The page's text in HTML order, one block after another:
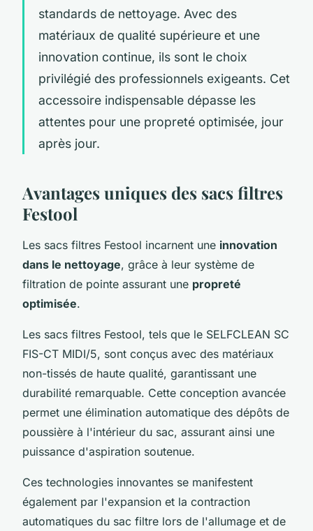
standards de nettoyage. Avec des
matériaux de qualité supérieure et une
innovation continue, ils sont le choix
privilégié des professionnels exigeants. Cet
accessoire indispensable dépasse les
attentes pour une propreté optimisée, jour
après jour.
Avantages uniques des sacs filtres
Festool
Les sacs filtres Festool incarnent une innovation
dans le nettoyage, grâce à leur système de
filtration de pointe assurant une propreté
optimisée.
Les sacs filtres Festool, tels que le SELFCLEAN SC
FIS-CT MIDI/5, sont conçus avec des matériaux
non-tissés de haute qualité, garantissant une
durabilité remarquable. Cette conception avancée
permet une élimination automatique des dépôts de
poussière à l'intérieur du sac, assurant ainsi une
puissance d'aspiration soutenue.
Ces technologies innovantes se manifestent
également par l'expansion et la contraction
automatiques du sac filtre lors de l'allumage et de